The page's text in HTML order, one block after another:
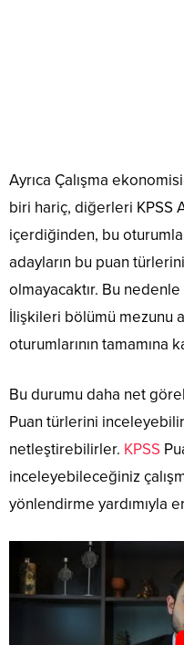
Ayrıca Çalışma
biri hariç, diğerleri KPSS
içerdiğinden, bu
adayların bu puan
olmayacaktır. Bu
İlişkileri bölümü mezunu
oturumlarının tamamına
Bu durumu daha net
Puan türlerini
netleştirebilirler. KPSS
inceleyebileceğiniz
yönlendirme yardımıyla